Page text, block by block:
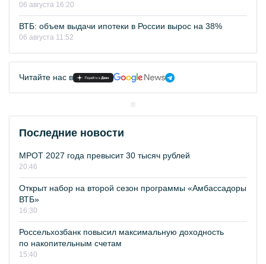
06 августа 16:20
ВТБ: объем выдачи ипотеки в России вырос на 38%
06 августа 11:52
Читайте нас в
Последние новости
МРОТ 2027 года превысит 30 тысяч рублей
20:46
Открыт набор на второй сезон программы «Амбассадоры
ВТБ»
16:30
Россельхозбанк повысил максимальную доходность
по накопительным счетам
15:40